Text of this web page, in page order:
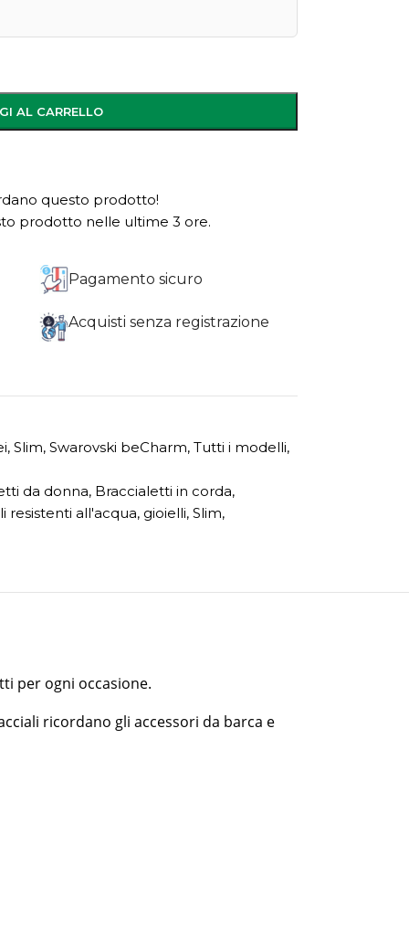
AL CARRELLO
questo prodotto!
prodotto nelle ultime 3 ore.
Pagamento sicuro
Acquisti senza registrazione
, Slim, Swarovski beCharm, Tutti i modelli,
da donna, Braccialetti in corda,
resistenti all'acqua, gioielli, Slim,
per ogni occasione.
ricordano gli accessori da barca e